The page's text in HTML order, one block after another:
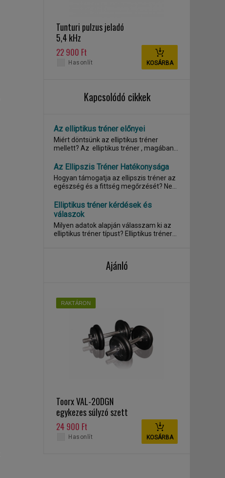
Tunturi pulzus jeladó
5,4 kHz
22 900 Ft
KOSÁRBA
Hasonlít
Kapcsolódó cikkek
Az elliptikus tréner előnyei
Miért döntsünk az elliptikus tréner
mellett? Az elliptikus tréner , magában
Az Ellipszis Tréner Hatékonysága
Hogyan támogatja az ellipszis tréner az
egészség és a fittség megőrzését? Nem
Elliptikus tréner kérdések és
válaszok
Milyen adatok alapján válasszam ki az
elliptikus tréner típust? Elliptikus tréner
Ajánló
RAKTÁRON
Toorx VAL-20DGN
egykezes súlyzó szett
20 kg
24 900 Ft
KOSÁRBA
Hasonlít